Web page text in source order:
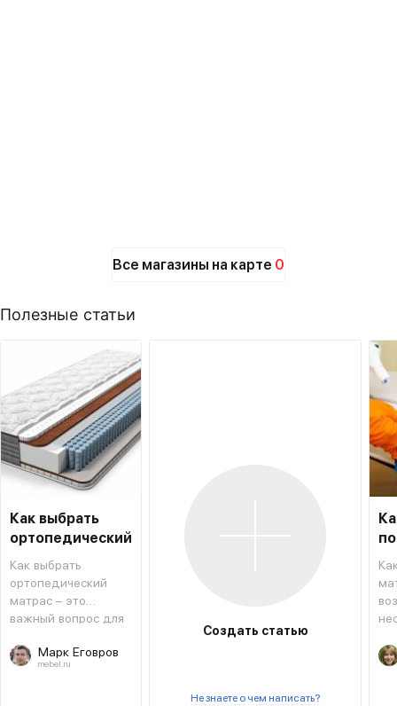
Все магазины на карте 0
Полезные статьи
Как выбрать
ортопедический
матрас
Как выбрать
ортопедический
матрас – это
важный вопрос для
сменить
предыдущий или
Марк Еговров
mebel.ru
Создать статью
Не знаете о чем написать?